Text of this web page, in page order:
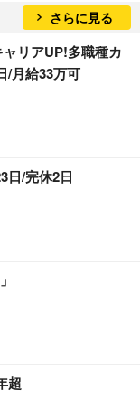
さらに見る
リアUP!多職種カ
/月給33万可
日/完休2日
超